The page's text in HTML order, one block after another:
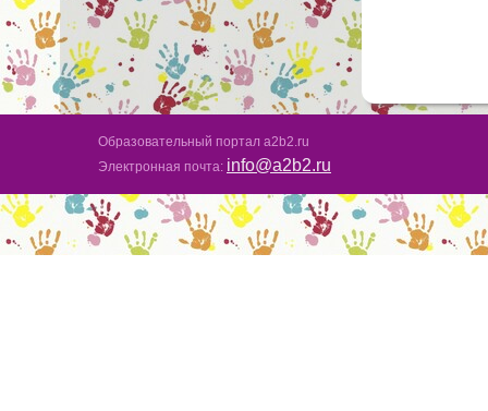
Образовательный портал a2b2.ru
Электронная почта: info@a2b2.ru